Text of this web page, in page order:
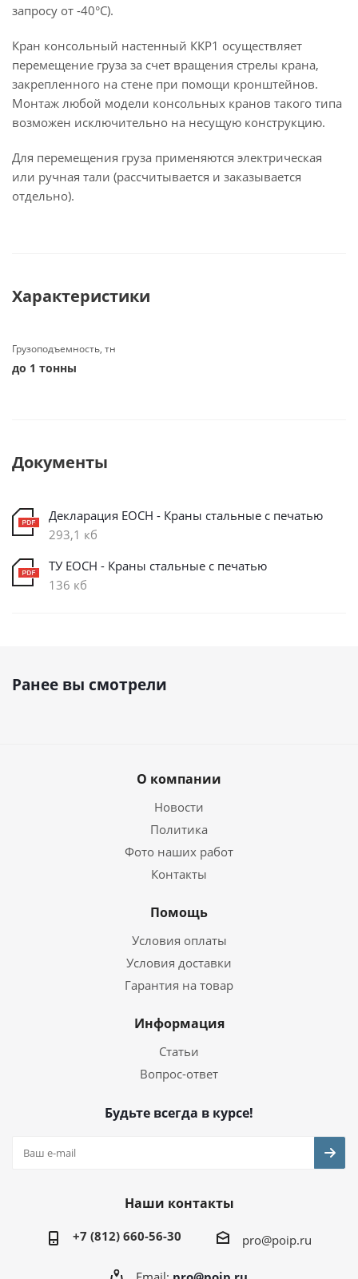
запросу от -40°С).
Кран консольный настенный ККР1 осуществляет
перемещение груза за счет вращения стрелы крана,
закрепленного на стене при помощи кронштейнов.
Монтаж любой модели консольных кранов такого типа
возможен исключительно на несущую конструкцию.
Для перемещения груза применяются электрическая
или ручная тали (рассчитывается и заказывается
отдельно).
Характеристики
Грузоподъемность, тн
до 1 тонны
Документы
Декларация ЕОСН - Краны стальные с печатью
293,1 кб
ТУ ЕОСН - Краны стальные с печатью
136 кб
Ранее вы смотрели
О компании
Новости
Политика
Фото наших работ
Контакты
Помощь
Условия оплаты
Условия доставки
Гарантия на товар
Информация
Статьи
Вопрос-ответ
Будьте всегда в курсе!
Наши контакты
+7 (812) 660-56-30 pro@poip.ru